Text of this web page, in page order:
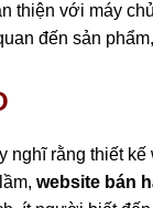
thiện với máy
đến sản
nghĩ rằng thiết
website bán